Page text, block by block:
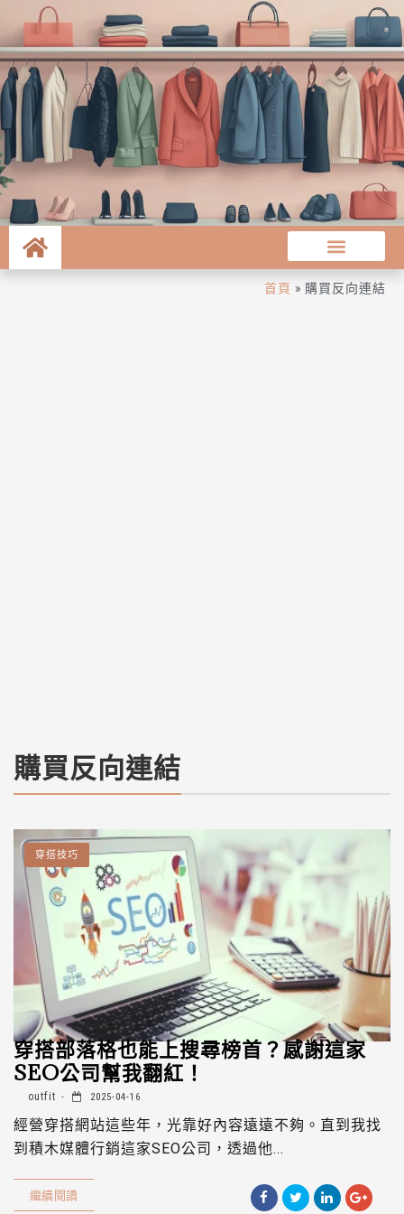
首頁 » 購買反向連結
購買反向連結
穿搭技巧
穿搭部落格也能上搜尋榜首？感謝這家
SEO公司幫我翻紅！
outfit 2025-04-16
經營穿搭網站這些年，光靠好內容遠遠不夠。直到我找
到積木媒體行銷這家SEO公司，透過他...
繼續閱讀